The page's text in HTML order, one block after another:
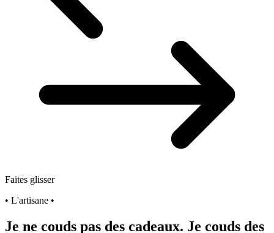
Faites glisser
• L'artisane •
Je ne couds pas des cadeaux. Je couds des